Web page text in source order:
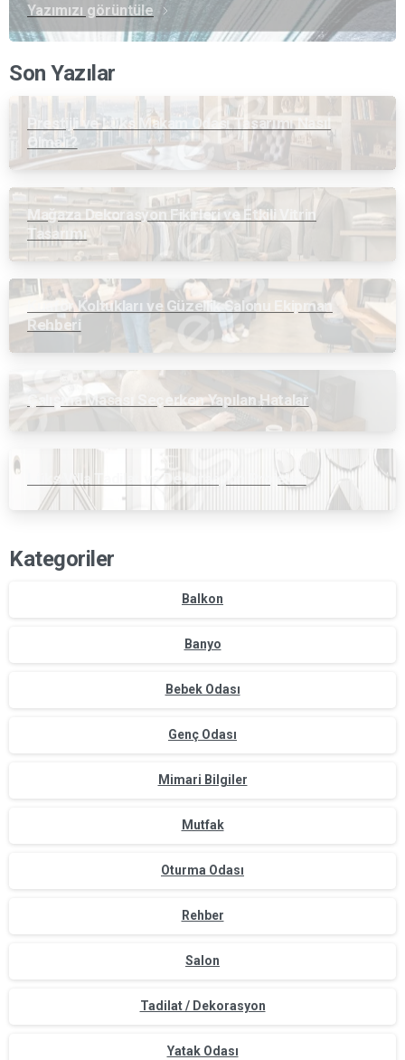
Yazımızı görüntüle
Son Yazılar
Prestijli ve Lüks Makam Odası Tasarımı Nasıl
Olmalı?
Mağaza Dekorasyon Fikirleri ve Etkili Vitrin
Tasarımı
Kuaför Koltukları ve Güzellik Salonu Ekipman
Rehberi
Çalışma Masası Seçerken Yapılan Hatalar
Lüks Villa Tadilat ve Dekorasyon Projeleri
Kategoriler
Balkon
Banyo
Bebek Odası
Genç Odası
Mimari Bilgiler
Mutfak
Oturma Odası
Rehber
Salon
Tadilat / Dekorasyon
Yatak Odası